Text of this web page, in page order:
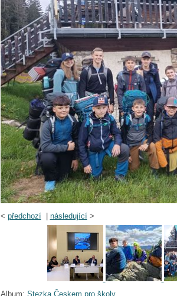
< předchozí| následující>
Album: Stezka Českem pro školy